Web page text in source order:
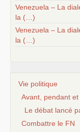
Venezuela – La
la (…)
Venezuela – La
la (…)
Vie politique
Avant, pendant
Le débat lancé
Combattre le FN